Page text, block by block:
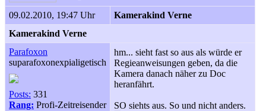
09.02.2010, 19:47 Uhr
Kamerakind Verne
Kamerakind Verne
Parafoxon
suparafoxonexpialigetisch
Posts: 331
Rang: Profi-Zeitreisender
hm... sieht fast so aus als würde er
Regieanweisungen geben, da die
Kamera danach näher zu Doc
heranfährt.
SO siehts aus. So und nicht anders.